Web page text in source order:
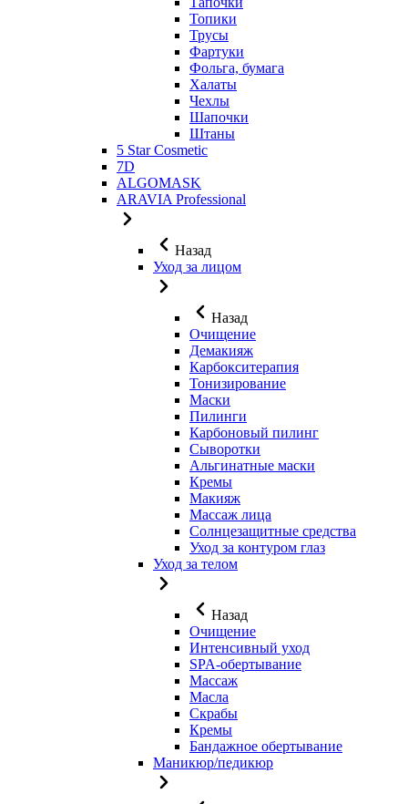
Топики
Трусы
Фартуки
Фольга, бумага
Халаты
Чехлы
Шапочки
Штаны
5 Star Cosmetic
7D
ALGOMASK
ARAVIA Professional
Назад
Уход за лицом
Назад
Очищение
Демакияж
Карбокситерапия
Тонизирование
Маски
Пилинги
Карбоновый пилинг
Сыворотки
Альгинатные маски
Кремы
Макияж
Массаж лица
Солнцезащитные средства
Уход за контуром глаз
Уход за телом
Назад
Очищение
Интенсивный уход
SPA-обертывание
Массаж
Масла
Скрабы
Кремы
Бандажное обертывание
Маникюр/педикюр